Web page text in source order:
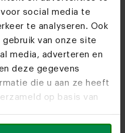
social media te
te analyseren. Ook
van onze site
media, adverteren en
deze gegevens
die u aan ze heeft
op basis van